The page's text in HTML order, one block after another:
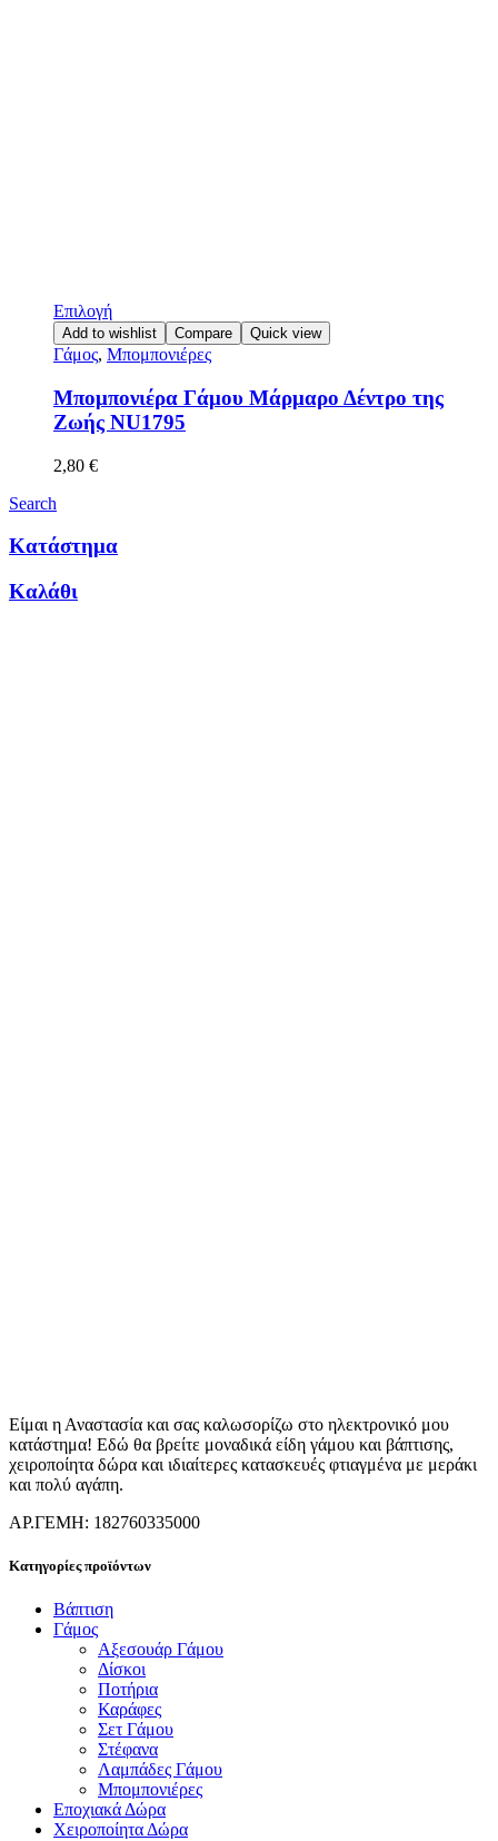
Επιλογή
Add to wishlist Compare Quick view
Γάμος, Μπομπονιέρες
Μπομπονιέρα Γάμου Μάρμαρο Δέντρο της
Ζωής ΝU1795
2,80 €
Search
Κατάστημα
Καλάθι
Είμαι η Αναστασία και σας καλωσορίζω στο ηλεκτρονικό μου
κατάστημα! Εδώ θα βρείτε μοναδικά είδη γάμου και βάπτισης,
χειροποίητα δώρα και ιδιαίτερες κατασκευές φτιαγμένα με μεράκι
και πολύ αγάπη.
ΑΡ.ΓΕΜΗ: 182760335000
Κατηγορίες προϊόντων
Βάπτιση
Γάμος
Αξεσουάρ Γάμου
Δίσκοι
Ποτήρια
Καράφες
Σετ Γάμου
Στέφανα
Λαμπάδες Γάμου
Μπομπονιέρες
Εποχιακά Δώρα
Χειροποίητα Δώρα